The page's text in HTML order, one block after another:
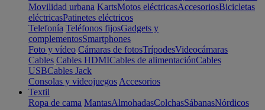
Movilidad urbana KartsMotos eléctricasAccesoriosBicicletas
eléctricasPatinetes eléctricos
Telefonía Teléfonos fijosGadgets y
complementosSmartphones
Foto y vídeo Cámaras de fotosTrípodesVideocámaras
Cables Cables HDMICables de alimentaciónCables
USBCables Jack
Consolas y videojuegos Accesorios
Textil
Ropa de cama MantasAlmohadasColchasSábanasNórdicos